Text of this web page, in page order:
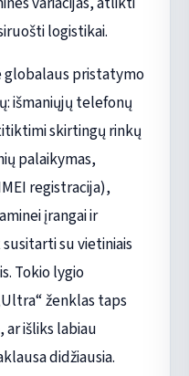
logistikai.
globalaus pristatymo
išmaniųjų telefonų
skirtingų rinkų
palaikymas,
registracija),
įrangai ir
su vietiniais
Tokio lygio
ženklas taps
išliks labiau
didžiausia.